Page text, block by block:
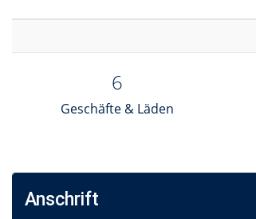
6
Geschäfte & Läden
Anschrift